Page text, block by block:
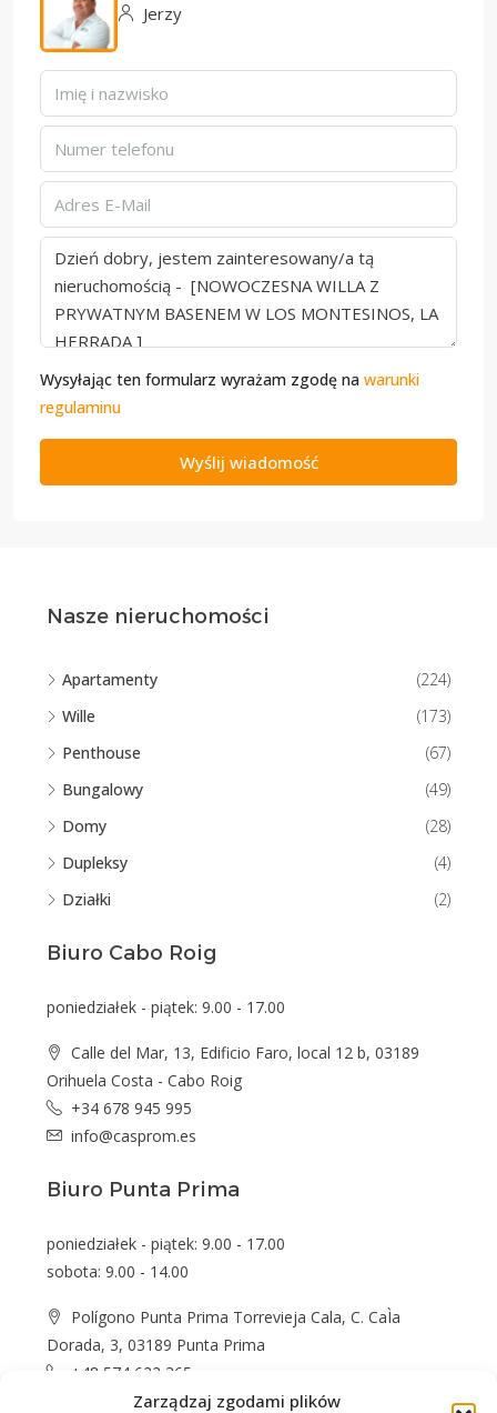
Zarządzaj zgodami plików
Jerzy
Wysyłając ten formularz wyrażam zgodę na warunki
regulaminu
Wyślij wiadomość
Nasze nieruchomości
Apartamenty
(224)
Wille
(173)
Penthouse
(67)
Bungalowy
(49)
Domy
(28)
Dupleksy
(4)
Działki
(2)
Biuro Cabo Roig
poniedziałek - piątek: 9.00 - 17.00
Calle del Mar, 13, Edificio Faro, local 12 b, 03189
Orihuela Costa - Cabo Roig
+34 678 945 995
info@casprom.es
Biuro Punta Prima
poniedziałek - piątek: 9.00 - 17.00
sobota: 9.00 - 14.00
Polígono Punta Prima Torrevieja Cala, C. CaÌa
Dorada, 3, 03189 Punta Prima
+48 574 622 365
info@casprom.es